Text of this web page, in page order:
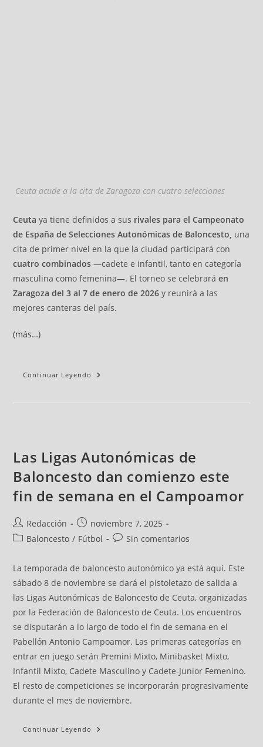
Ceuta acude a la cita de Zaragoza con cuatro selecciones
Ceuta ya tiene definidos a sus rivales para el Campeonato
de España de Selecciones Autonómicas de Baloncesto, una
cita de primer nivel en la que la ciudad participará con
cuatro combinados —cadete e infantil, tanto en categoría
masculina como femenina—. El torneo se celebraráen
Zaragoza del 3 al 7 de enero de 2026 y reunirá a las
mejores canteras del país.
(más…)
Continuar Leyendo
Las Ligas Autonómicas de
Baloncesto dan comienzo este
fin de semana en el Campoamor
Redacción
noviembre 7, 2025
Baloncesto / Fútbol Sin comentarios
La temporada de baloncesto autonómico ya está aquí. Este
sábado 8 de noviembre se dará el pistoletazo de salida a
las Ligas Autonómicas de Baloncesto de Ceuta, organizadas
por la Federación de Baloncesto de Ceuta. Los encuentros
se disputarán a lo largo de todo el fin de semana en el
Pabellón Antonio Campoamor. Las primeras categorías en
entrar en juego serán Premini Mixto, Minibasket Mixto,
Infantil Mixto, Cadete Masculino y Cadete-Junior Femenino.
El resto de competiciones se incorporarán progresivamente
durante el mes de noviembre.
Continuar Leyendo